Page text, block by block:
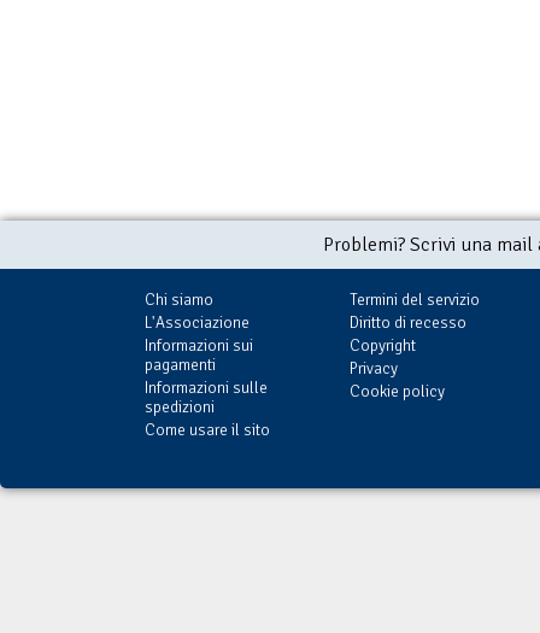
Problemi? Scrivi una
Chi siamo
L'Associazione
Informazioni sui
pagamenti
Informazioni sulle
spedizioni
Come usare il sito
Termini del servizio
Diritto di recesso
Copyright
Privacy
Cookie policy